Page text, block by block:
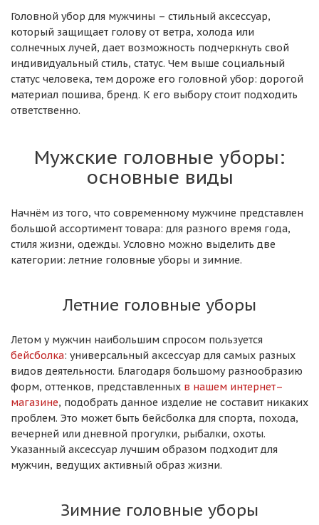
Головной убор для мужчины – стильный аксессуар,
который защищает голову от ветра, холода или
солнечных лучей, дает возможность подчеркнуть свой
индивидуальный стиль, статус. Чем выше социальный
статус человека, тем дороже его головной убор: дорогой
материал пошива, бренд. К его выбору стоит подходить
ответственно.
Мужские головные уборы:
основные виды
Начнём из того, что современному мужчине представлен
большой ассортимент товара: для разного время года,
стиля жизни, одежды. Условно можно выделить две
категории: летние головные уборы и зимние.
Летние головные уборы
Летом у мужчин наибольшим спросом пользуется
бейсболка: универсальный аксессуар для самых разных
видов деятельности. Благодаря большому разнообразию
форм, оттенков, представленных в нашем интернет–
магазине, подобрать данное изделие не составит никаких
проблем. Это может быть бейсболка для спорта, похода,
вечерней или дневной прогулки, рыбалки, охоты.
Указанный аксессуар лучшим образом подходит для
мужчин, ведущих активный образ жизни.
Зимние головные уборы